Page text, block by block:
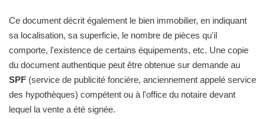
Ce document décrit également le bien immobilier, en indiquant
sa localisation, sa superficie, le nombre de pièces qu'il
comporte, l'existence de certains équipements, etc. Une copie
du document authentique peut être obtenue sur demande au
SPF (service de publicité foncière, anciennement appelé service
des hypothèques) compétent ou à l'office du notaire devant
lequel la vente a été signée.